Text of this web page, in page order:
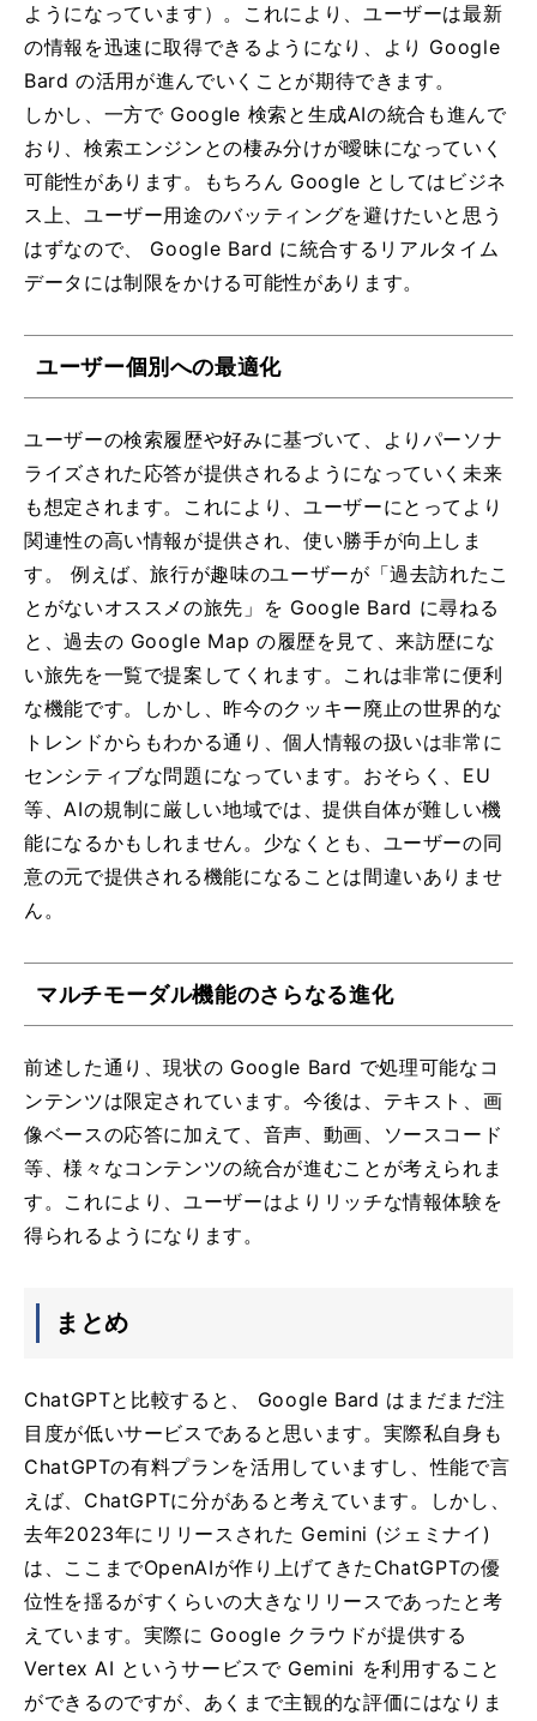
ようになっています）。これにより、ユーザーは最新
の情報を迅速に取得できるようになり、より Google
Bard の活用が進んでいくことが期待できます。
しかし、一方で Google 検索と生成AIの統合も進んで
おり、検索エンジンとの棲み分けが曖昧になっていく
可能性があります。もちろん Google としてはビジネ
ス上、ユーザー用途のバッティングを避けたいと思う
はずなので、 Google Bard に統合するリアルタイム
データには制限をかける可能性があります。
ユーザー個別への最適化
ユーザーの検索履歴や好みに基づいて、よりパーソナ
ライズされた応答が提供されるようになっていく未来
も想定されます。これにより、ユーザーにとってより
関連性の高い情報が提供され、使い勝手が向上しま
す。 例えば、旅行が趣味のユーザーが「過去訪れたこ
とがないオススメの旅先」を Google Bard に尋ねる
と、過去の Google Map の履歴を見て、来訪歴にな
い旅先を一覧で提案してくれます。これは非常に便利
な機能です。しかし、昨今のクッキー廃止の世界的な
トレンドからもわかる通り、個人情報の扱いは非常に
センシティブな問題になっています。おそらく、EU
等、AIの規制に厳しい地域では、提供自体が難しい機
能になるかもしれません。少なくとも、ユーザーの同
意の元で提供される機能になることは間違いありませ
ん。
マルチモーダル機能のさらなる進化
前述した通り、現状の Google Bard で処理可能なコ
ンテンツは限定されています。今後は、テキスト、画
像ベースの応答に加えて、音声、動画、ソースコード
等、様々なコンテンツの統合が進むことが考えられま
す。これにより、ユーザーはよりリッチな情報体験を
得られるようになります。
まとめ
ChatGPTと比較すると、 Google Bard はまだまだ注
目度が低いサービスであると思います。実際私自身も
ChatGPTの有料プランを活用していますし、性能で言
えば、ChatGPTに分があると考えています。しかし、
去年2023年にリリースされた Gemini (ジェミナイ)
は、ここまでOpenAIが作り上げてきたChatGPTの優
位性を揺るがすくらいの大きなリリースであったと考
えています。実際に Google クラウドが提供する
Vertex AI というサービスで Gemini を利用すること
ができるのですが、あくまで主観的な評価にはなりま